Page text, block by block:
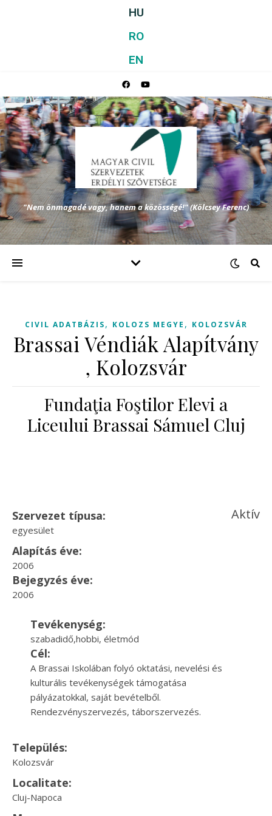
HU
RO
EN
"Nem önmagadé vagy, hanem a közösségé!" (Kölcsey Ferenc)
CIVIL ADATBÁZIS, KOLOZS MEGYE , KOLOZSVÁR
Brassai Véndiák Alapítvány
, Kolozsvár
Fundaţia Foştilor Elevi a
Liceului Brassai Sámuel Cluj
Szervezet típusa:
egyesület
Aktív
Alapítás éve:
2006
Bejegyzés éve:
2006
Tevékenység:
szabadidő,hobbi, életmód
Cél:
A Brassai Iskolában folyó oktatási, nevelési és
kulturális tevékenységek támogatása
pályázatokkal, saját bevételből.
Rendezvényszervezés, táborszervezés.
Település:
Kolozsvár
Localitate:
Cluj-Napoca